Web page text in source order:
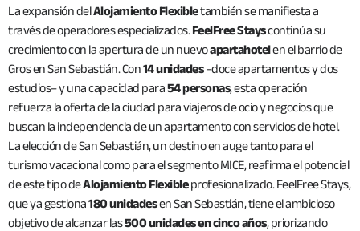
La expansión delAlojamiento Flexibletambién se manifiesta a
través de operadores especializados. FeelFree Stayscontinúa su
crecimiento con la apertura de un nuevoapartahotelen el barrio de
Gros en San Sebastián. Con14 unidades–doce apartamentos y dos
estudios– y una capacidad para54 personas, esta operación
refuerza la oferta de la ciudad para viajeros de ocio y negocios que
buscan la independencia de un apartamento con servicios de hotel.
La elección de San Sebastián, un destino en auge tanto para el
turismo vacacional como para el segmento MICE, reafirma el potencial
de este tipo deAlojamiento Flexibleprofesionalizado. FeelFree Stays,
que ya gestiona180 unidadesen San Sebastián, tiene el ambicioso
objetivo de alcanzar las500 unidades en cinco años, priorizando